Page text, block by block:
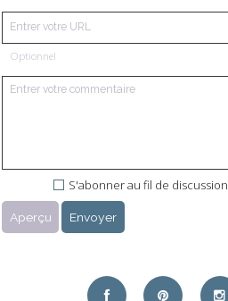
Optionnel
S'abonner au fil de discussion